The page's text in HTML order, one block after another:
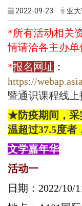
2022-09-23 亚
*所有活动相关
情请洽各主办
*报名网址 ：
https://
暨通识课程线
★防疫期间，采
温超过37.5度者
文学嘉年华
活动一
日期： 2022/10/